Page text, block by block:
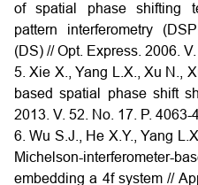
of spatial phase shifting
pattern interferometry
(DS) // Opt. Express. 2006.
5. Xie X., Yang L.X., Xu N.,
based spatial phase shift
2013. V. 52. No. 17. P. 4063-
6. Wu S.J., He X.Y., Yang
Michelson-
embedding a 4f system //